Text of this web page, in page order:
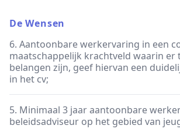
De Wensen
6. Aantoonbare werkervaring in een
maatschappelijk krachtveld waarin er
belangen zijn, geef hiervan een
in het cv;
5. Minimaal 3 jaar aantoonbare
beleidsadviseur op het gebied van